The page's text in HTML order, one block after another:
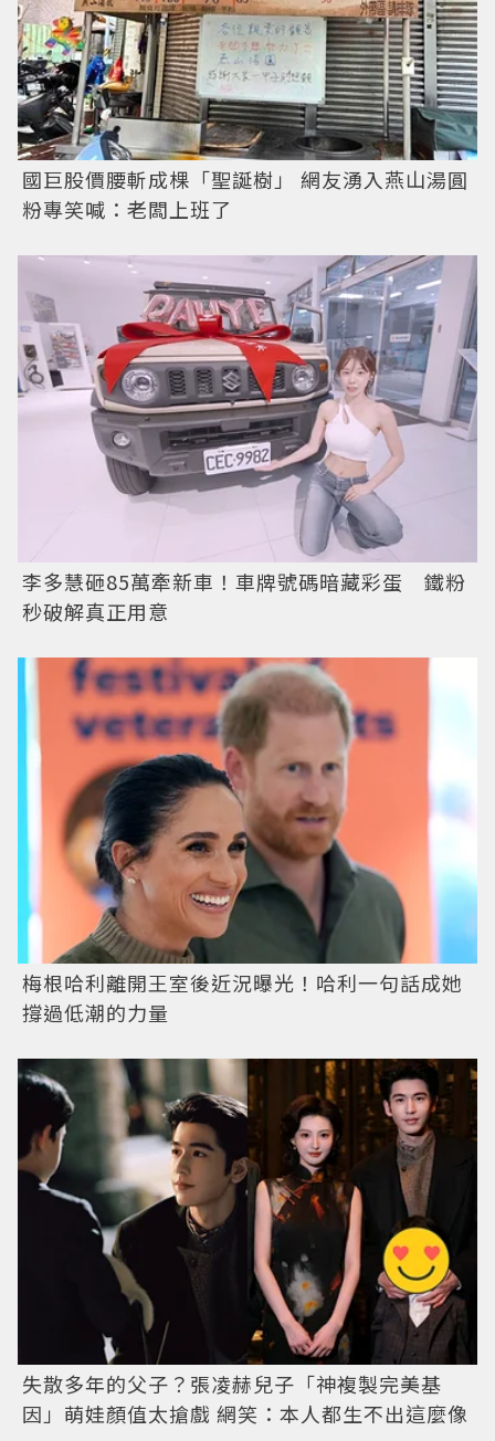
國巨股價腰斬成棵「聖誕樹」 網友湧入燕山湯圓
粉專笑喊：老闆上班了
李多慧砸85萬牽新車！車牌號碼暗藏彩蛋 鐵粉
秒破解真正用意
梅根哈利離開王室後近況曝光！哈利一句話成她
撐過低潮的力量
失散多年的父子？張凌赫兒子「神複製完美基
因」萌娃顏值太搶戲 網笑：本人都生不出這麼像